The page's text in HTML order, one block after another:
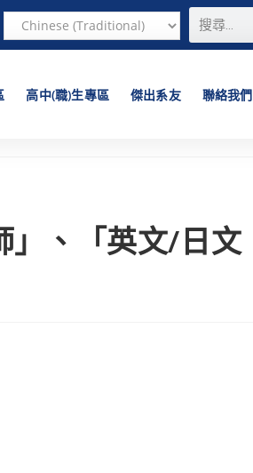
高中(職)生專區 傑出系友 聯絡我們
」、「英文/日文